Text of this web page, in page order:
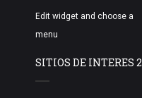
Edit widget and choose a
menu
SITIOS DE INTERES 2